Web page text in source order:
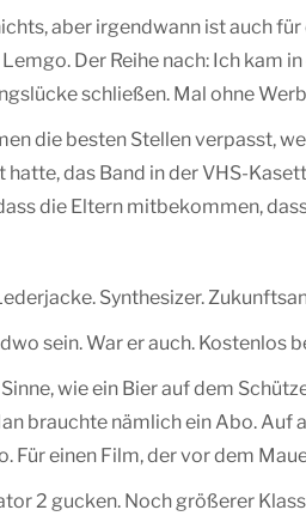
aber irgendwann ist auch
Der Reihe nach: Ich kam
schließen. Mal ohne
die besten Stellen verpasst,
das Band in der VHS-
die Eltern mitbekommen,
Synthesizer.
sein. War er auch. Kostenlos
wie ein Bier auf dem
brauchte nämlich ein Abo.
Für einen Film, der vor dem
2 gucken. Noch größerer